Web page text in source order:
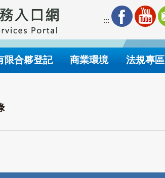
:::
限合夥登記 商業環境 法規專區